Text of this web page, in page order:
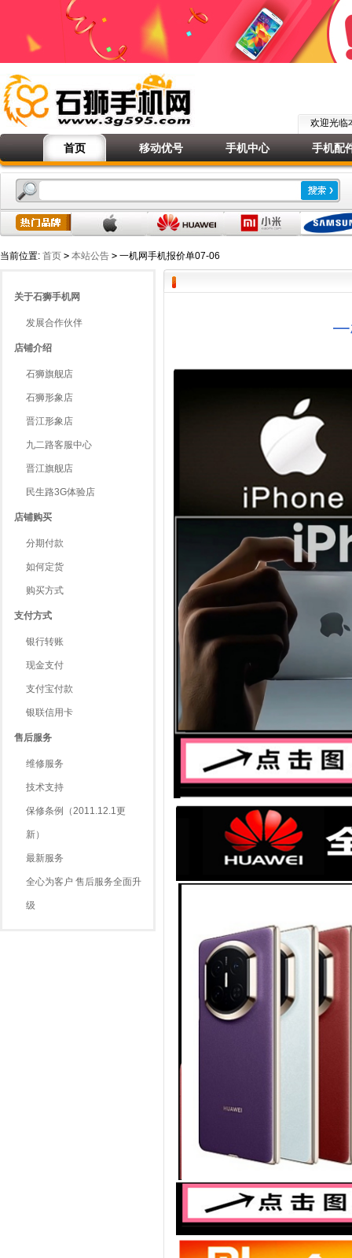
欢迎光
首页 移动优号 手机中心 手机配
当前位置: 首页 > 本站公告 > 一机网手机报价单07-06
关于石狮手机网
发展合作伙伴
店铺介绍
石狮旗舰店
石狮形象店
晋江形象店
九二路客服中心
晋江旗舰店
民生路3G体验店
店铺购买
分期付款
如何定货
购买方式
支付方式
银行转账
现金支付
支付宝付款
银联信用卡
售后服务
维修服务
技术支持
保修条例（2011.12.1更
新）
最新服务
全心为客户 售后服务全面升
级